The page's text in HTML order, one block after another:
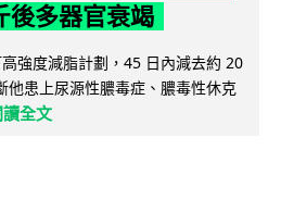
後多器官衰竭
強度減脂計劃，45 日內減去約 20
他患上尿源性膿毒症、膿毒性休克
讀全文